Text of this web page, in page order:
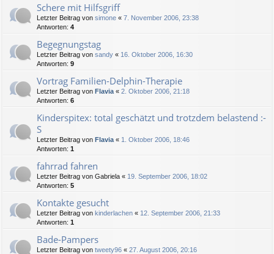
Schere mit Hilfsgriff
Letzter Beitrag von simone « 7. November 2006, 23:38
Antworten: 4
Begegnungstag
Letzter Beitrag von sandy « 16. Oktober 2006, 16:30
Antworten: 9
Vortrag Familien-Delphin-Therapie
Letzter Beitrag von Flavia « 2. Oktober 2006, 21:18
Antworten: 6
Kinderspitex: total geschätzt und trotzdem belastend :-
S
Letzter Beitrag von Flavia « 1. Oktober 2006, 18:46
Antworten: 1
fahrrad fahren
Letzter Beitrag von Gabriela « 19. September 2006, 18:02
Antworten: 5
Kontakte gesucht
Letzter Beitrag von kinderlachen « 12. September 2006, 21:33
Antworten: 1
Bade-Pampers
Letzter Beitrag von tweety96 « 27. August 2006, 20:16